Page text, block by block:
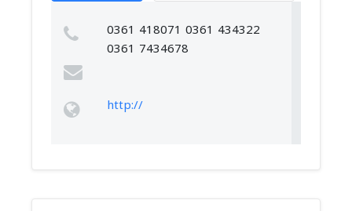
0361 418071 0361 434322
0361 7434678
http://